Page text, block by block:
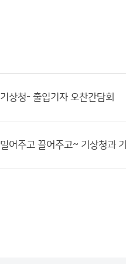
기상청- 출입기자 오찬간담회
밀어주고 끌어주고~ 기상청과